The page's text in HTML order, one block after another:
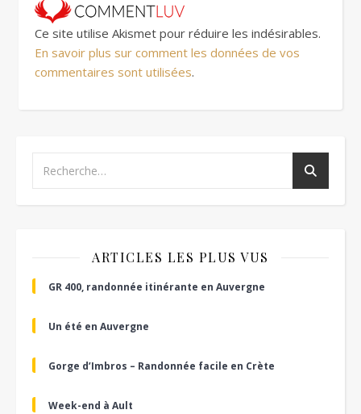
Ce site utilise Akismet pour réduire les indésirables.
En savoir plus sur comment les données de vos
commentaires sont utilisées.
ARTICLES LES PLUS VUS
GR 400, randonnée itinérante en Auvergne
Un été en Auvergne
Gorge d’Imbros – Randonnée facile en Crète
Week-end à Ault